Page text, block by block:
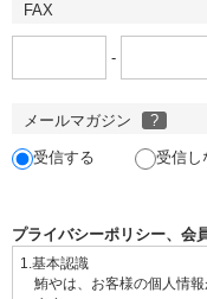
FAX
-
メールマガジン ?
受信する 受信し
プライバシーポリシー、会